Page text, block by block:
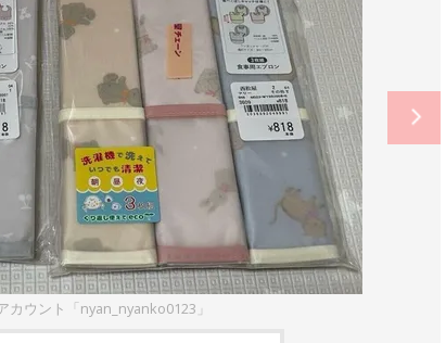
カウント「nyan_nyanko0123」